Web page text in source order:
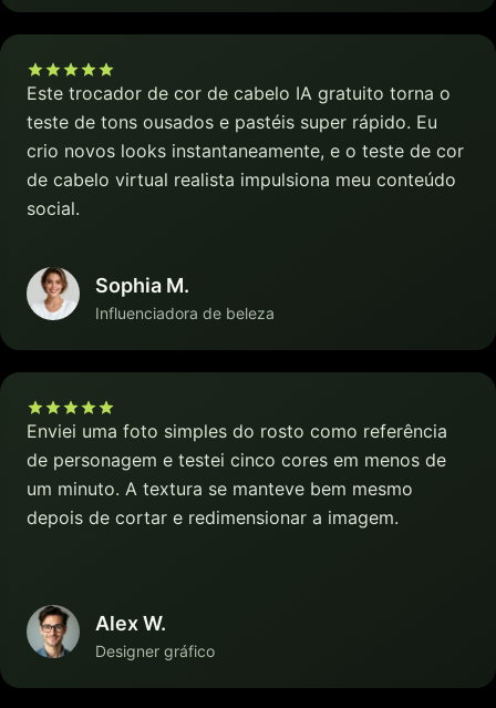
Este trocador de cor de cabelo IA gratuito torna o
teste de tons ousados e pastéis super rápido. Eu
crio novos looks instantaneamente, e o teste de cor
de cabelo virtual realista impulsiona meu conteúdo
social.
Sophia M.
Influenciadora de beleza
Enviei uma foto simples do rosto como referência
de personagem e testei cinco cores em menos de
um minuto. A textura se manteve bem mesmo
depois de cortar e redimensionar a imagem.
Alex W.
Designer gráfico